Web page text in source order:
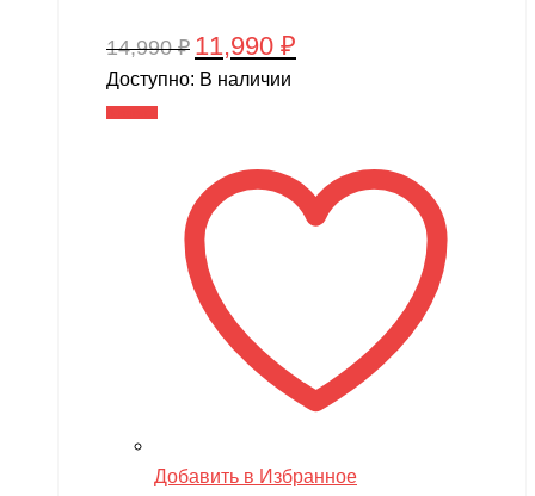
14,990₽ Первоначальная
цена
11,990 ₽
Доступно: В наличии
Добавить в Избранное